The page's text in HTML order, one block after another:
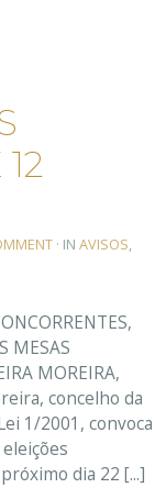
· IN AVISOS,
MESAS
MOREIRA,
concelho da
1/2001, convoca
dia 22 [...]